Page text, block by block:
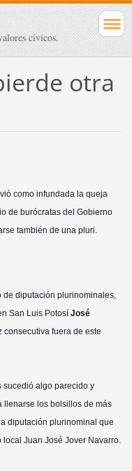
cívicos.
otra
como infundada la queja
de burócratas del Gobierno
también de una pluri.
de diputación plurinominales,
San Luis Potosí José
consecutiva fuera de este
sucedió algo parecido y
llenarse los bolsillos de más
diputación plurinominal que
Juan José Jover Navarro.